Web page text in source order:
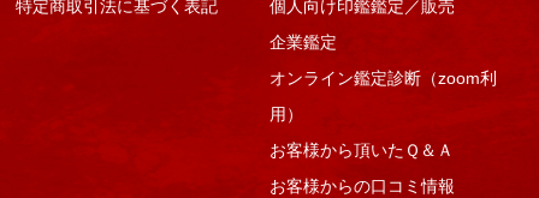
特定商取引法に基づく表記
個人向け印鑑鑑定／販売
企業鑑定
オンライン鑑定診断（zoom利
用）
お客様から頂いたＱ＆Ａ
お客様からの口コミ情報